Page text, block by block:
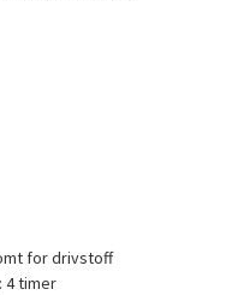
for drivstoff
4 timer